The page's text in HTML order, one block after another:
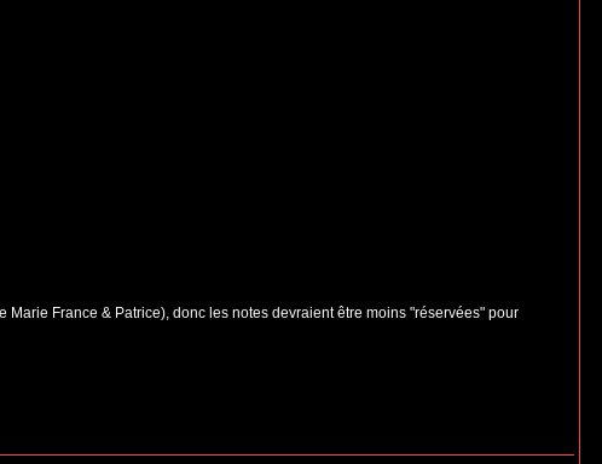
France & Patrice), donc les notes devraient être moins "réservées" pour